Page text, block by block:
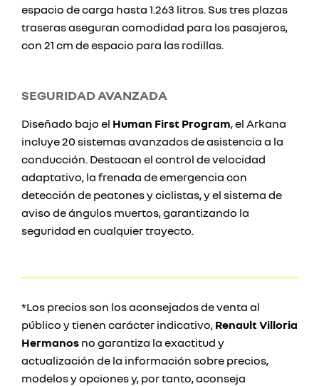
espacio de carga hasta 1.263 litros. Sus tres plazas
traseras aseguran comodidad para los pasajeros,
con 21 cm de espacio para las rodillas.
SEGURIDAD AVANZADA
Diseñado bajo el Human First Program, el Arkana
incluye 20 sistemas avanzados de asistencia a la
conducción. Destacan el control de velocidad
adaptativo, la frenada de emergencia con
detección de peatones y ciclistas, y el sistema de
aviso de ángulos muertos, garantizando la
seguridad en cualquier trayecto.
*Los precios son los aconsejados de venta al
público y tienen carácter indicativo, Renault Villoria
Hermanos no garantiza la exactitud y
actualización de la información sobre precios,
modelos y opciones y, por tanto, aconseja